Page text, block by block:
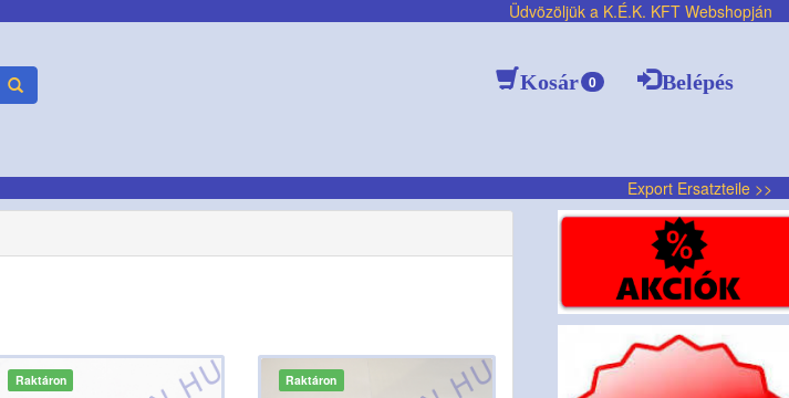
Üdvözöljük a K.É.K. KFT Webshopján
0
Kosár Belépés
Export Ersatzteile >>
Raktáron Raktáron